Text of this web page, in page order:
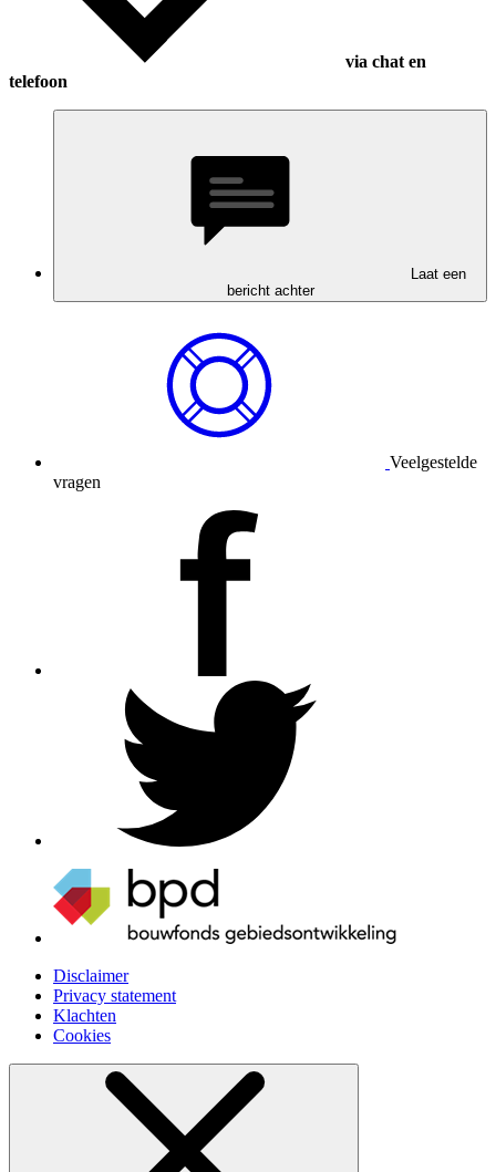
via chat en
telefoon
Laat een
bericht achter
Veelgestelde
vragen
Disclaimer
Privacy statement
Klachten
Cookies